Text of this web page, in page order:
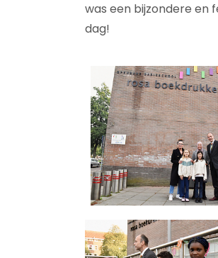
was een bijzondere en
dag!